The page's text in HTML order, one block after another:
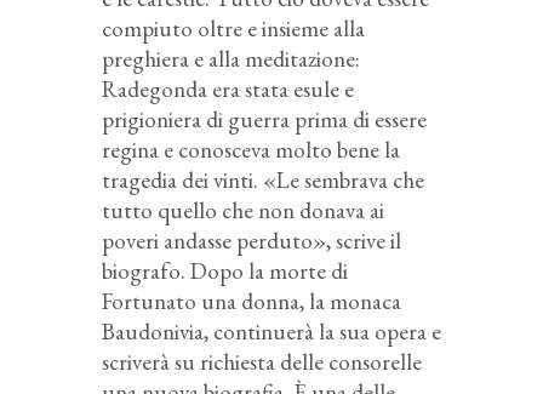
compiuto oltre e insieme alla
preghiera e alla meditazione:
Radegonda era stata esule e
prigioniera di guerra prima di essere
regina e conosceva molto bene la
tragedia dei vinti. «Le sembrava che
tutto quello che non donava ai
poveri andasse perduto», scrive il
biografo. Dopo la morte di
Fortunato una donna, la monaca
Baudonivia, continuerà la sua opera e
scriverà su richiesta delle consorelle